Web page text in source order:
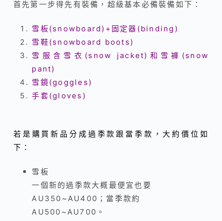
首先第一步得先有裝備，超級基本必備裝備如下：
雪板(snowboard)+固定器(binding)
雪鞋(snowboard boots)
雪服含雪衣(snow jacket)和雪褲(snow
pant)
雪鏡(goggles)
手套(gloves)
若是購買新品分成過季款跟當季款，大約價位如
下：
雪板
一個新的過季款大概最便宜也要
AU350~AU400；當季款約
AU500~AU700。